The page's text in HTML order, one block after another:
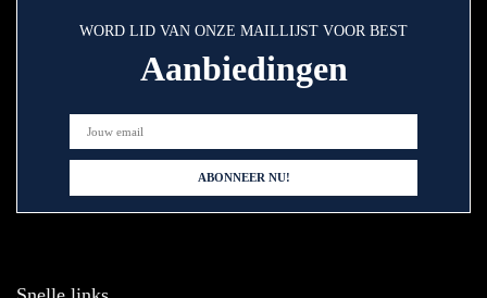
WORD LID VAN ONZE MAILLIJST VOOR BEST
Aanbiedingen